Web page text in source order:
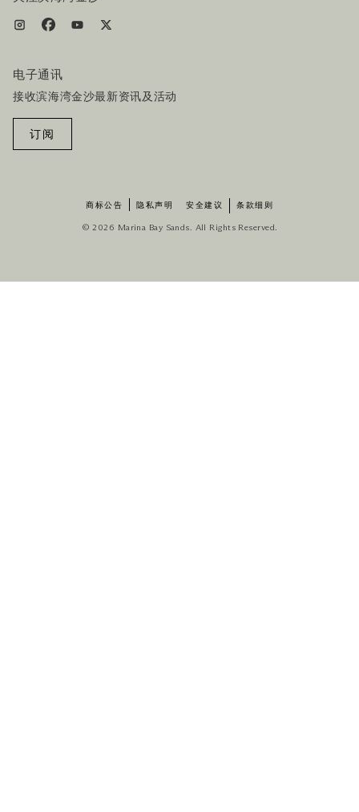
电子通讯
接收滨海湾金沙最新资讯及活动
订阅
商标公告 隐私声明 安全建议 条款细则
© 2026 Marina Bay Sands. All Rights Reserved.